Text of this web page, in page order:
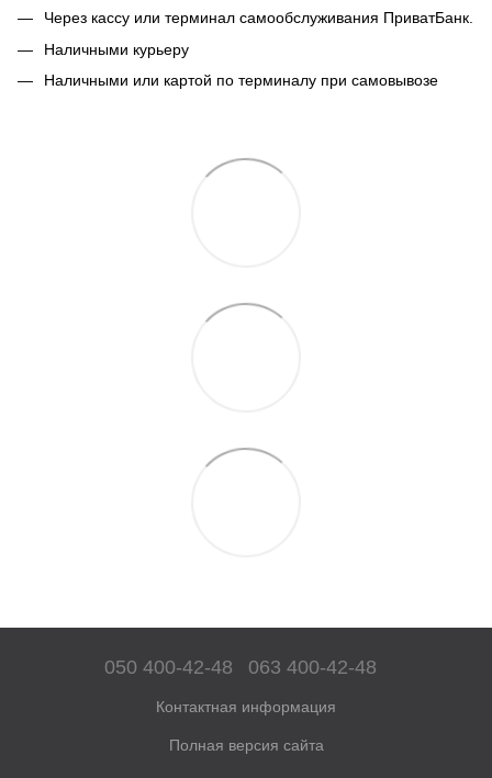
Через кассу или терминал самообслуживания ПриватБанк.
Наличными курьеру
Наличными или картой по терминалу при самовывозе
050 400-42-48 063 400-42-48
Контактная информация
Полная версия сайта